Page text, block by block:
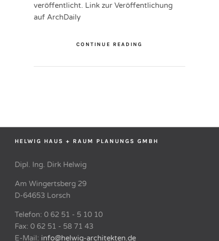
veröffentlicht. Link zur Veröffentlichung
auf ArchDaily
CONTINUE READING
HELWIG HAUS + RAUM PLANUNGS GMBH
Dipl. Ing. Dirk Helwig
Am Wingertsberg 29
D-64653 Lorsch
Telefon: 0 62 51 - 5 10 10
Fax: 0 62 51 - 58 71 43
E-Mail: info@helwig-architekten.de